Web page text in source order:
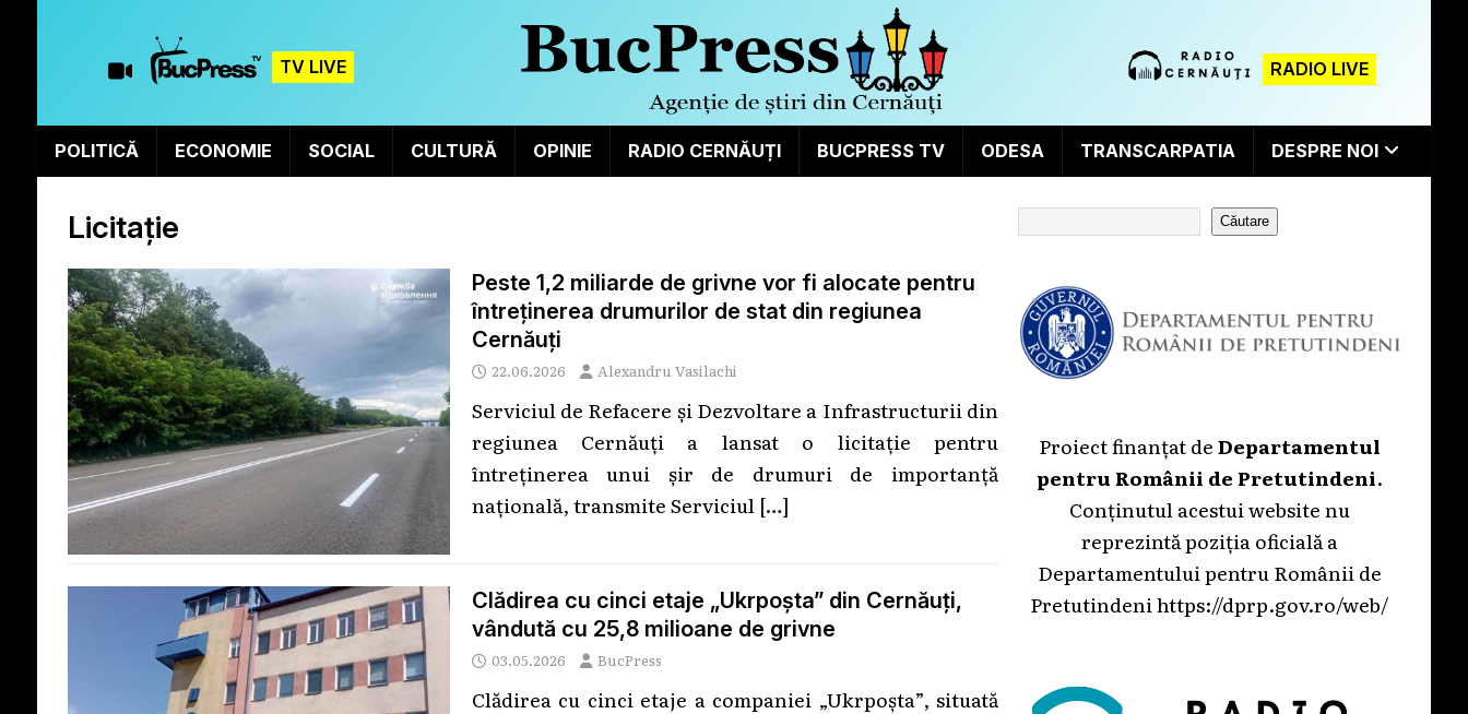
TV LIVE RADIO LIVE
POLITICĂ ECONOMIE SOCIAL CULTURĂ OPINIE RADIO CERNĂUȚI BUCPRESS TV ODESA TRANSCARPATIA DESPRE NOI
Licitație
Peste 1,2 miliarde de grivne vor fi alocate pentru
întreținerea drumurilor de stat din regiunea
Cernăuți
22.06.2026 Alexandru Vasilachi
Serviciul de Refacere și Dezvoltare a Infrastructurii din
regiunea Cernăuți a lansat o licitație pentru
întreținerea unui șir de drumuri de importanță
națională, transmite Serviciul […]
Clădirea cu cinci etaje „Ukrpoșta” din Cernăuți,
vândută cu 25,8 milioane de grivne
03.05.2026 BucPress
Clădirea cu cinci etaje a companiei „Ukrpoșta”, situată
Căutare
Proiect finanțat deDepartamentul
pentru Românii de Pretutindeni.
Conținutul acestui website nu
reprezintă poziția oficială a
Departamentului pentru Românii de
Pretutindenihttps://dprp.gov.ro/web/